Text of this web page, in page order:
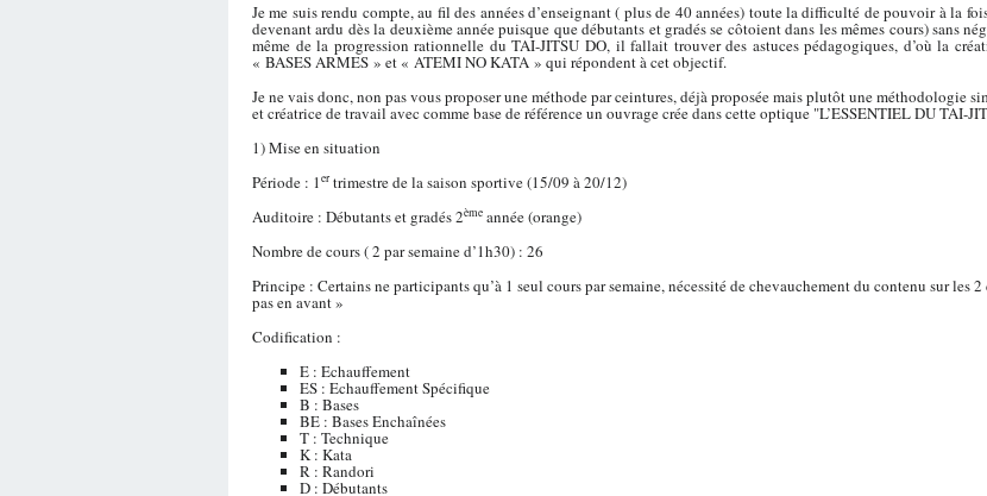
Je me suis rendu compte, au fil des années d’enseignant ( plus de 40 années) toute la difficulté de pouvoir à la
devenant ardu dès la deuxième année puisque que débutants et gradés se côtoient dans les mêmes cours) sans
même de la progression rationnelle du TAI-JITSU DO, il fallait trouver des astuces pédagogiques, d’où la
« BASES ARMES » et « ATEMI NO KATA » qui répondent à cet objectif.
Je ne vais donc, non pas vous proposer une méthode par ceintures, déjà proposée mais plutôt une méthodologie
et créatrice de travail avec comme base de référence un ouvrage crée dans cette optique "L’ESSENTIEL DU TAI-
1) Mise en situation
Période : 1ertrimestre de la saison sportive (15/09 à 20/12)
Auditoire : Débutants et gradés 2ème année (orange)
Nombre de cours ( 2 par semaine d’1h30) : 26
Principe : Certains ne participants qu’à 1 seul cours par semaine, nécessité de chevauchement du contenu sur les
pas en avant »
Codification :
E : Echauffement
ES : Echauffement Spécifique
B : Bases
BE : Bases Enchaînées
T : Technique
K : Kata
R : Randori
D : Débutants